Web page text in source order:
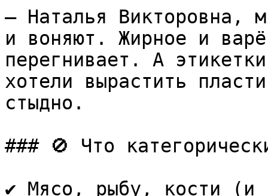
— Наталья Викторовна,
и воняют. Жирное и
перегнивает. А
хотели вырастить
стыдно.
### 🚫 Что
✔️ Мясо, рыбу, кости (и